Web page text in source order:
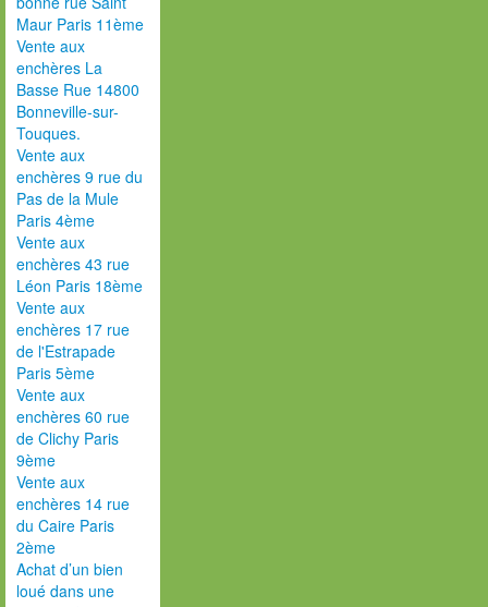
Maur Paris 11ème
Vente aux
enchères La
Basse Rue 14800
Bonneville-sur-
Touques.
Vente aux
enchères 9 rue du
Pas de la Mule
Paris 4ème
Vente aux
enchères 43 rue
Léon Paris 18ème
Vente aux
enchères 17 rue
de l'Estrapade
Paris 5ème
Vente aux
enchères 60 rue
de Clichy Paris
9ème
Vente aux
enchères 14 rue
du Caire Paris
2ème
Achat d’un bien
loué dans une